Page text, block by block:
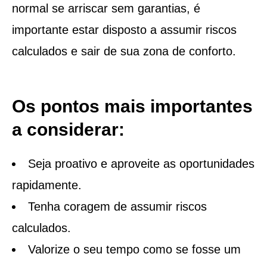
normal se arriscar sem garantias, é
importante estar disposto a assumir riscos
calculados e sair de sua zona de conforto.
Os pontos mais importantes
a considerar:
Seja proativo e aproveite as oportunidades
rapidamente.
Tenha coragem de assumir riscos
calculados.
Valorize o seu tempo como se fosse um